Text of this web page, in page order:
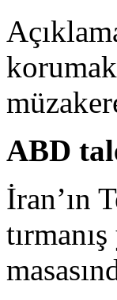
ABD
İran’ın